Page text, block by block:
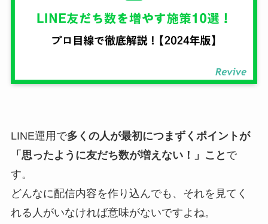
LINE運用で多くの人が最初につまずくポイントが
「思ったように友だち数が増えない！」こと で
す。
どんなに配信内容を作り込んでも、それを見てく
れる人がいなければ意味がないですよね。